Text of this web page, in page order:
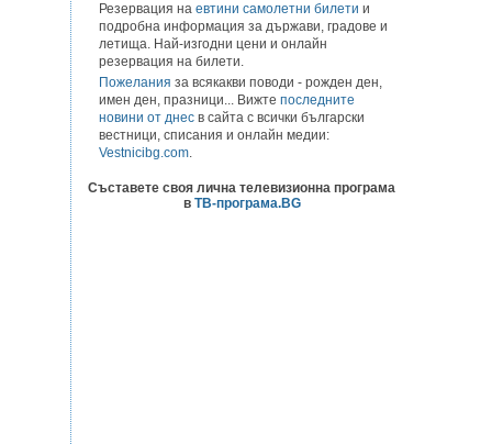
Резервация на евтини самолетни билети и
подробна информация за държави, градове и
летища. Най-изгодни цени и онлайн
резервация на билети.
Пожелания за всякакви поводи - рожден ден,
имен ден, празници... Вижте последните
новини от днес в сайта с всички български
вестници, списания и онлайн медии:
Vestnicibg.com.
Съставете своя лична телевизионна програма
в ТВ-програма.BG